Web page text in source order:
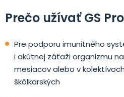
Prečo užívať GS
Pre podporu imunitného
i akútnej záťaži organizmu
mesiacov alebo v
škôlkarských